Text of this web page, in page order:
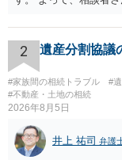
理証明を家庭裁判所で
してください。 質問
ば、第１回期日は出
があり出席できない）
はないので、ｍｉｎｔ
限までに届けばよい）
にお問い合わせくださ
2 遺産分割協議
#家族間の相続トラブル #
#不動産・土地の相続
2026年8月5日
井上 祐司 弁護